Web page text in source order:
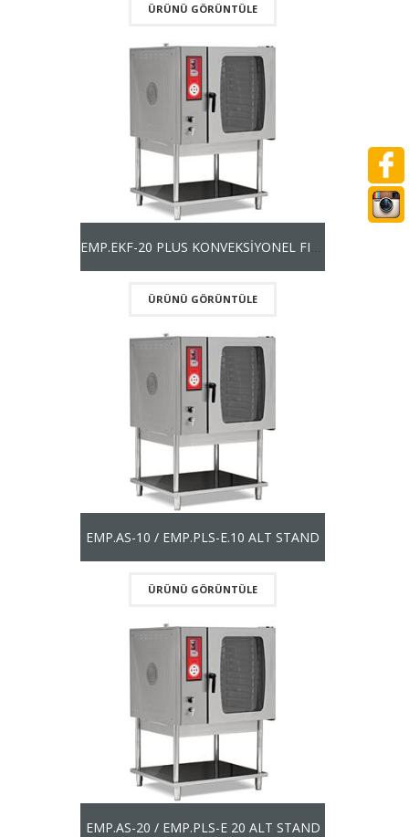
ÜRÜNÜ GÖRÜNTÜLE
ÜRÜNÜ GÖRÜNTÜLE
EMP.AS-10 / EMP.PLS-E.10 ALT STAND
ÜRÜNÜ GÖRÜNTÜLE
EMP.AS-20 / EMP.PLS-E 20 ALT STAND